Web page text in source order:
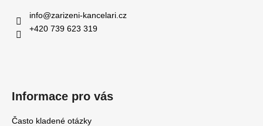
info@zarizeni-kancelari.cz
+420 739 623 319
Informace pro vás
Často kladené otázky